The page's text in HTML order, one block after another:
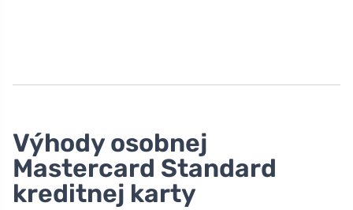
Výhody osobnej
Mastercard Standard
kreditnej karty